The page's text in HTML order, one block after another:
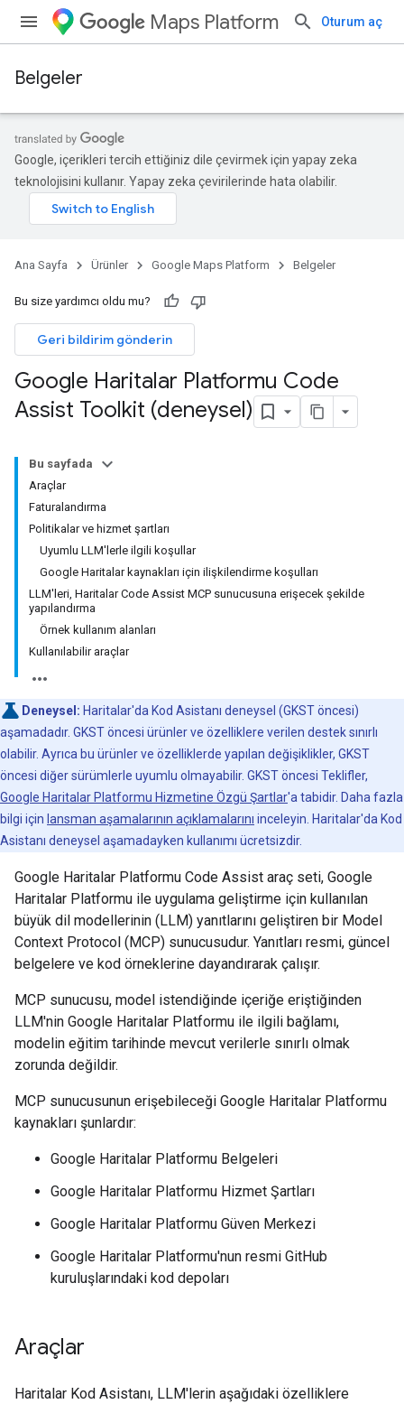
Maps Platform Oturum aç
Belgeler
Google, içerikleri tercih ettiğiniz dile çevirmek için yapay zeka
teknolojisini kullanır. Yapay zeka çevirilerinde hata olabilir.
Ana Sayfa Ürünler Google Maps Platform Belgeler
Bu size yardımcı oldu mu?
Geri bildirim gönderin
Google Haritalar Platformu Code
Assist Toolkit (deneysel)
Bu sayfada
Araçlar
Faturalandırma
Politikalar ve hizmet şartları
Uyumlu LLM'lerle ilgili koşullar
Google Haritalar kaynakları için ilişkilendirme koşulları
LLM'leri, Haritalar Code Assist MCP sunucusuna erişecek şekilde
yapılandırma
Örnek kullanım alanları
Kullanılabilir araçlar
Deneysel: Haritalar'da Kod Asistanı deneysel (GKST öncesi)
aşamadadır. GKST öncesi ürünler ve özelliklere verilen destek sınırlı
olabilir. Ayrıca bu ürünler ve özelliklerde yapılan değişiklikler, GKST
öncesi diğer sürümlerle uyumlu olmayabilir. GKST öncesi Teklifler,
Google Haritalar Platformu Hizmetine Özgü Şartlar'a tabidir. Daha fazla
bilgi için lansman aşamalarının açıklamalarını inceleyin. Haritalar'da Kod
Asistanı deneysel aşamadayken kullanımı ücretsizdir.
Google Haritalar Platformu Code Assist araç seti, Google
Haritalar Platformu ile uygulama geliştirme için kullanılan
büyük dil modellerinin (LLM) yanıtlarını geliştiren bir Model
Context Protocol (MCP) sunucusudur. Yanıtları resmi, güncel
belgelere ve kod örneklerine dayandırarak çalışır.
MCP sunucusu, model istendiğinde içeriğe eriştiğinden
LLM'nin Google Haritalar Platformu ile ilgili bağlamı,
modelin eğitim tarihinde mevcut verilerle sınırlı olmak
zorunda değildir.
MCP sunucusunun erişebileceği Google Haritalar Platformu
kaynakları şunlardır:
Google Haritalar Platformu Belgeleri
Google Haritalar Platformu Hizmet Şartları
Google Haritalar Platformu Güven Merkezi
Google Haritalar Platformu'nun resmi GitHub
kuruluşlarındaki kod depoları
Araçlar
Haritalar Kod Asistanı, LLM'lerin aşağıdaki özelliklere